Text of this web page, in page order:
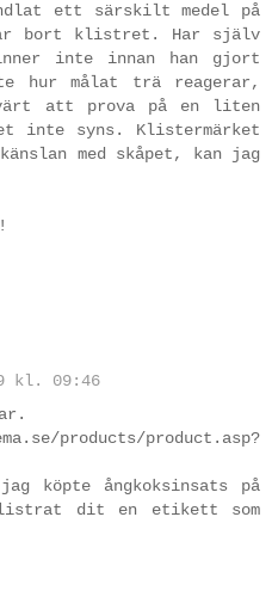
ett särskilt medel på
tar bort klistret. Har själv
inte innan han gjort
hur målat trä reagerar,
att prova på en liten
inte syns. Klistermärket
med skåpet, kan jag
kl. 09:46
products/product.asp?
köpte ångkoksinsats på
dit en etikett som